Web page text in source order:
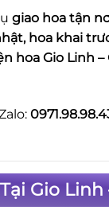
giao hoa tận
hoa khai
hoa Gio Linh –
Gio